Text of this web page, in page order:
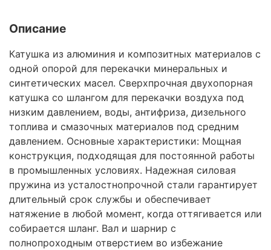
Описание
Катушка из алюминия и композитных материалов с
одной опорой для перекачки минеральных и
синтетических масел. Сверхпрочная двухопорная
катушка со шлангом для перекачки воздуха под
низким давлением, воды, антифриза, дизельного
топлива и смазочных материалов под средним
давлением. Основные характеристики: Мощная
конструкция, подходящая для постоянной работы
в промышленных условиях. Надежная силовая
пружина из усталостнопрочной стали гарантирует
длительный срок службы и обеспечивает
натяжение в любой момент, когда оттягивается или
собирается шланг. Вал и шарнир с
полнопроходным отверстием во избежание